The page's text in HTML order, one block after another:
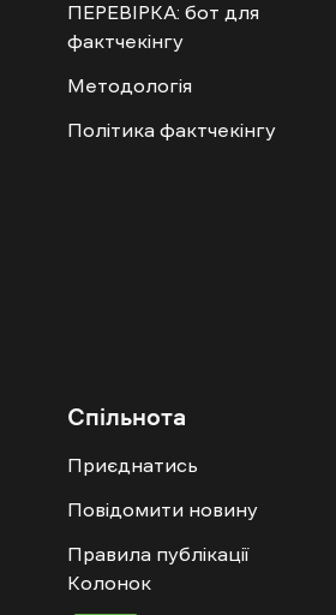
ПЕРЕВІРКА: бот для
фактчекінгу
Методологія
Політика фактчекінгу
Спільнота
Приєднатись
Повідомити новину
Правила публікації
Колонок